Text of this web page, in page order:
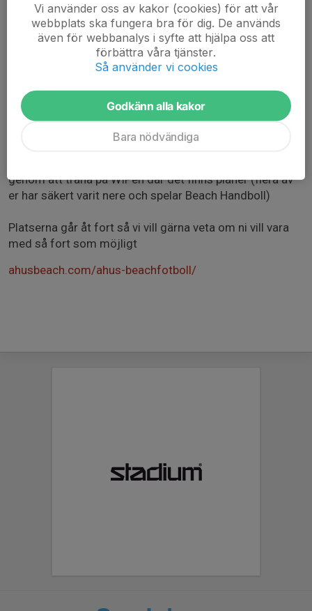
Här kommer en intresseförfrågan om att följa med och
Speldagar 30 juni - 1 Juli (åker troligen ner redan den
29:e beroende på spelschema)
genom att träna på WIPen där det finns planer (flera av
er har säkert varit nere och spelar Beach Handboll)
Platserna går åt fort så vi vill gärna veta om ni vill vara
med så fort som möjligt
ahusbeach.com/ahus-beachfotboll/
Vi använder oss av kakor (cookies) för att vår
webbplats ska fungera bra för dig. De används
även för webbanalys i syfte att hjälpa oss att
förbättra våra tjänster.
Så använder vi cookies
Godkänn alla kakor
Bara nödvändiga